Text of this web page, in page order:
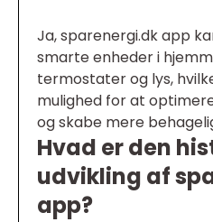
Ja, sparenergi.dk app
smarte enheder i
termostater og lys,
mulighed for at
og skabe mere
Hvad er den
udvikling af
app?